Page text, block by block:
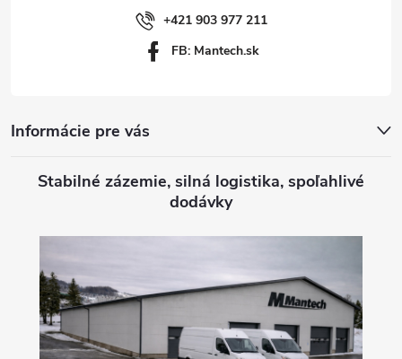
+421 903 977 211
FB: Mantech.sk
Informácie pre vás
Stabilné zázemie, silná logistika, spoľahlivé
dodávky